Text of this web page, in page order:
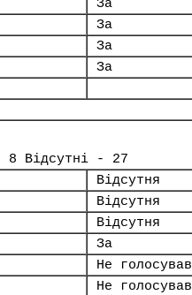
За
За
За
За
8 Відсутні - 27
Відсутня
Відсутня
Відсутня
За
Не голосував
Не голосував